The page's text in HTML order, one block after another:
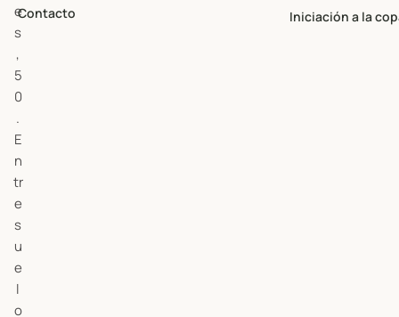
e
s
,
5
0
.
E
n
tr
e
s
u
e
l
o
Contacto
Iniciación a la